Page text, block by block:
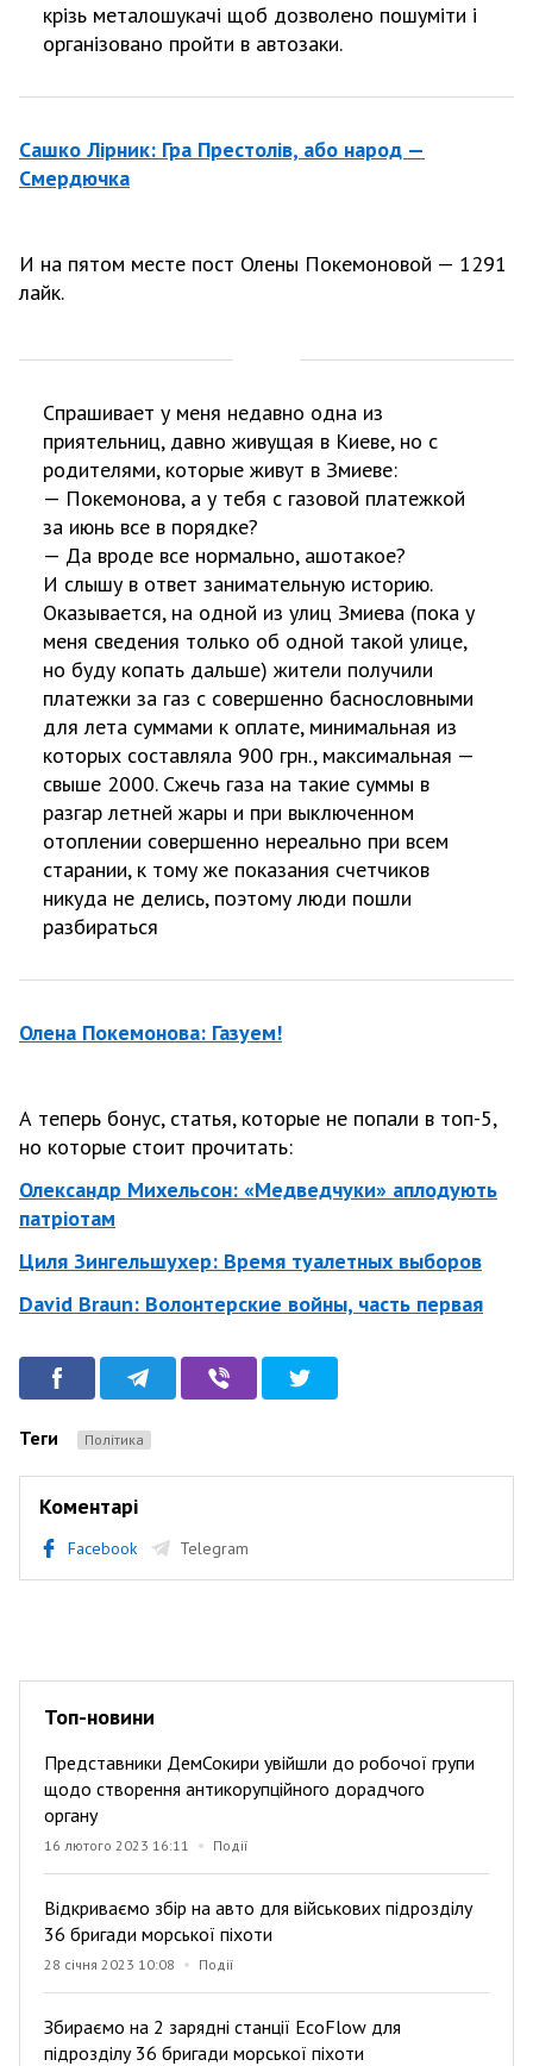
крізь металошукачі щоб дозволено пошуміти і
організовано пройти в автозаки.
Сашко Лірник: Гра Престолів, або народ —
Смердючка
И на пятом месте пост Олены Покемоновой — 1291
лайк.
Спрашивает у меня недавно одна из
приятельниц, давно живущая в Киеве, но с
родителями, которые живут в Змиеве:
— Покемонова, а у тебя с газовой платежкой
за июнь все в порядке?
— Да вроде все нормально, ашотакое?
И слышу в ответ занимательную историю.
Оказывается, на одной из улиц Змиева (пока у
меня сведения только об одной такой улице,
но буду копать дальше) жители получили
платежки за газ с совершенно баснословными
для лета суммами к оплате, минимальная из
которых составляла 900 грн., максимальная —
свыше 2000. Сжечь газа на такие суммы в
разгар летней жары и при выключенном
отоплении совершенно нереально при всем
старании, к тому же показания счетчиков
никуда не делись, поэтому люди пошли
разбираться
Олена Покемонова: Газуем!
А теперь бонус, статья, которые не попали в топ-5,
но которые стоит прочитать:
Олександр Михельсон: «Медведчуки» аплодують
патріотам
Циля Зингельшухер: Время туалетных выборов
David Braun: Волонтерские войны, часть первая
Теги Політика
Коментарі
Facebook Telegram
Топ-новини
Представники ДемСокири увійшли до робочої групи
щодо створення антикорупційного дорадчого
органу
16 лютого 2023 16:11 Події
Відкриваємо збір на авто для військових підрозділу
36 бригади морської піхоти
28 січня 2023 10:08 Події
Збираємо на 2 зарядні станції EcoFlow для
підрозділу 36 бригади морської піхоти